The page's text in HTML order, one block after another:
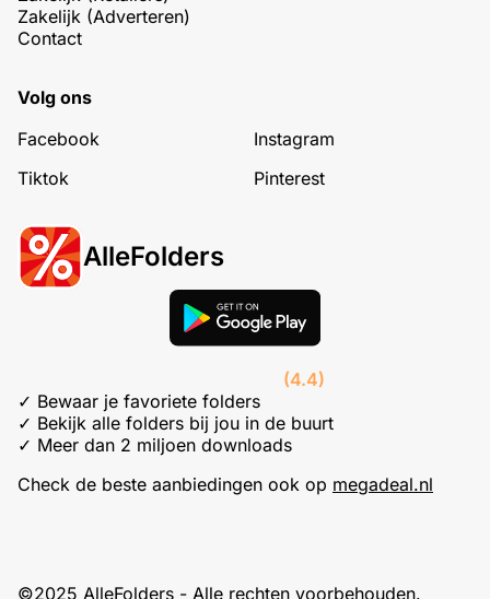
Zakelijk (Adverteren)
Contact
Volg ons
Facebook
Instagram
Tiktok
Pinterest
AlleFolders
(4.4)
✓ Bewaar je favoriete folders
✓ Bekijk alle folders bij jou in de buurt
✓ Meer dan 2 miljoen downloads
Check de beste aanbiedingen ook op megadeal.nl
©2025 AlleFolders - Alle rechten voorbehouden.